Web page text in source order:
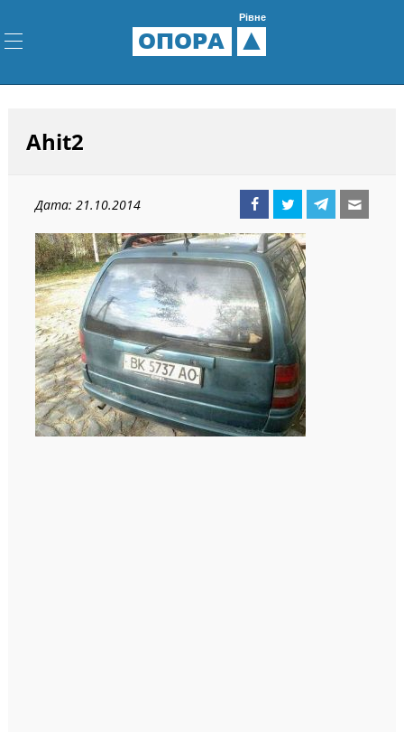
ОПОРА
Рівне
Ahit2
Дата: 21.10.2014